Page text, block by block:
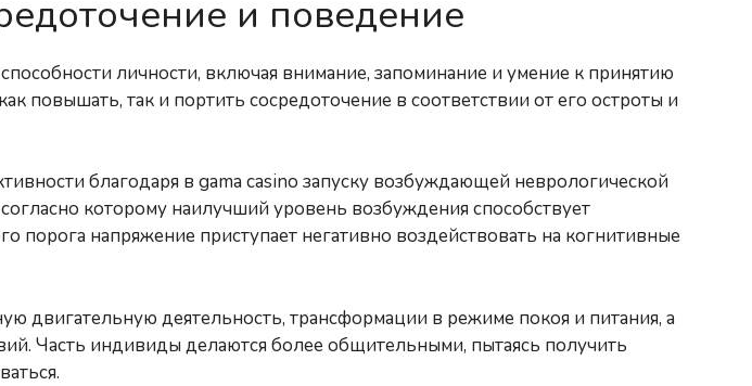
и поведение
личности, включая внимание, запоминание и умение к принятию
так и портить сосредоточение в соответствии от его остроты и
благодаря в gama casino запуску возбуждающей неврологической
которому наилучший уровень возбуждения способствует
напряжение приступает негативно воздействовать на когнитивные
двигательную деятельность, трансформации в режиме покоя и питания, а
Часть индивиды делаются более общительными, пытаясь получить